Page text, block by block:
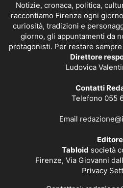
Notizie, cronaca, politica,
raccontiamo Firenze ogni
curiosità, tradizioni e
giorno, gli appuntamenti da
protagonisti. Per restare
Direttore
Ludovica
Contatti
Telefono 055
Email
Editore
Tabloid società
Firenze, Via Giovanni
Privacy